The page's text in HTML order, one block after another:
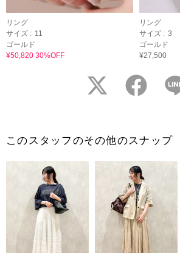
リング
サイズ : 11
ゴールド
¥50,820 30%OFF
リング
サイズ : 3
ゴールド
¥27,500
twitter facebook
このスタッフのその他のスナップ